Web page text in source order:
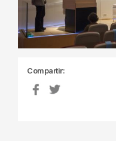
Compartir: